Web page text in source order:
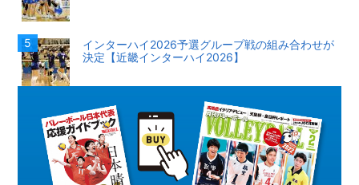
インターハイ2026予選グループ戦の組み合わせが
決定【近畿インターハイ2026】